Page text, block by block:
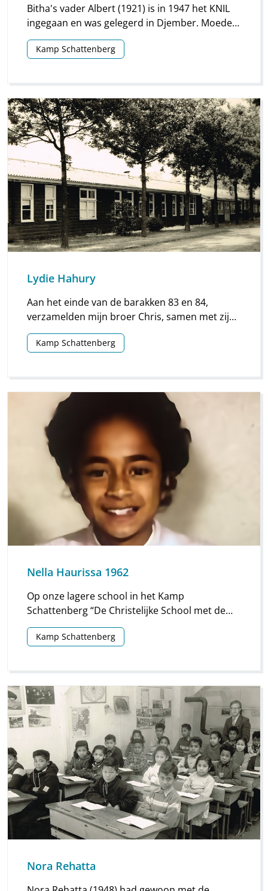
Bitha's vader Albert (1921) is in 1947 het KNIL
ingegaan en was gelegerd in Djember. Moeder
Dina Lalihatu (1924) zwanger van Bitha reisde
hem na vanuit het dorpje Allang op het eiland
Kamp Schattenberg
Lydie Hahury
Aan het einde van de barakken 83 en 84,
verzamelden mijn broer Chris, samen met zijn
vrienden en ik kastanjes, eikels en mooie
gekleurde herfstbladeren in een laag karretje.
Kamp Schattenberg
Nella Haurissa 1962
Op onze lagere school in het Kamp
Schattenberg “De Christelijke School met de
Bijbel” werden in 1960 wedstrijden gehouden
onder de klassen 4, 5 en 6 met het voordragen
Kamp Schattenberg
Nora Rehatta